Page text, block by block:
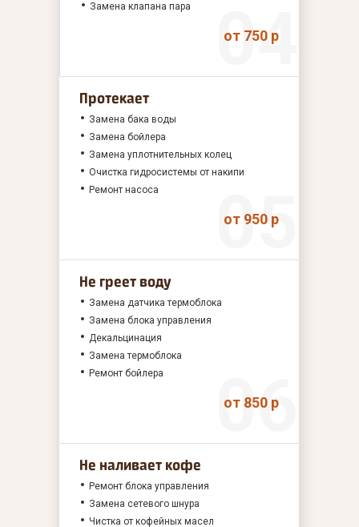
Замена клапана пара
от 750 р
Протекает
Замена бака воды
Замена бойлера
Замена уплотнительных колец
Очистка гидросистемы от накипи
Ремонт насоса
от 950 р
Не греет воду
Замена датчика термоблока
Замена блока управления
Декальцинация
Замена термоблока
Ремонт бойлера
от 850 р
Не наливает кофе
Ремонт блока управления
Замена сетевого шнура
Чистка от кофейных масел